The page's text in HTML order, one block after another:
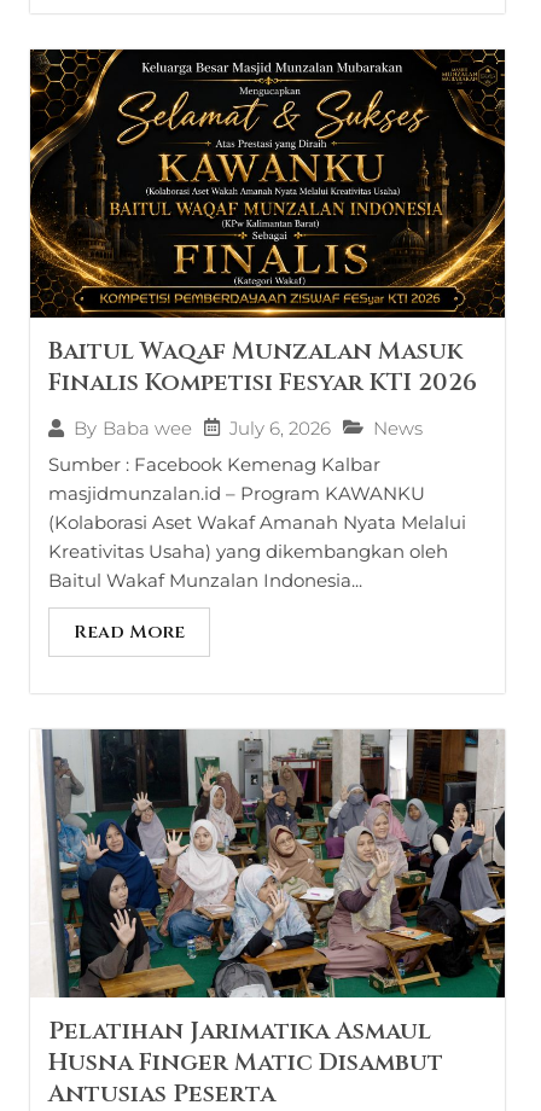
Baitul Waqaf Munzalan Masuk
Finalis Kompetisi Fesyar KTI 2026
By Baba wee July 6, 2026
News
Sumber : Facebook Kemenag Kalbar
masjidmunzalan.id – Program KAWANKU
(Kolaborasi Aset Wakaf Amanah Nyata Melalui
Kreativitas Usaha) yang dikembangkan oleh
Baitul Wakaf Munzalan Indonesia...
Read More
Pelatihan Jarimatika Asmaul
Husna Finger Matic Disambut
Antusias Peserta